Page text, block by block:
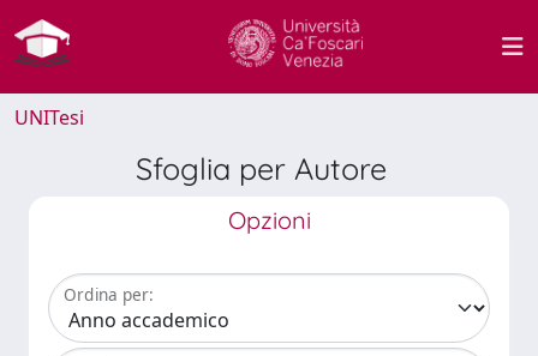
UNITesi
Sfoglia per Autore
Opzioni
Ordina per: